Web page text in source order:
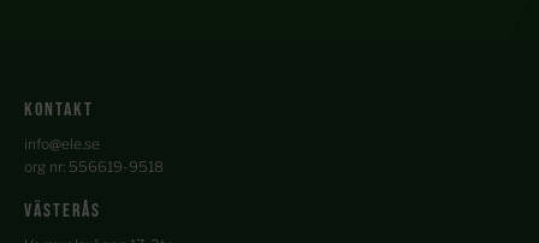
kontakt
info@ele.se
org nr: 556619-9518
Västerås